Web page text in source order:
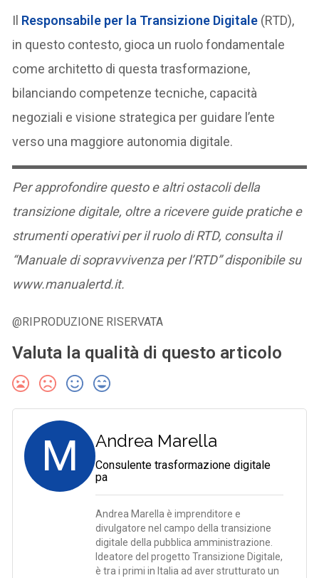
Il Responsabile per la Transizione Digitale (RTD),
in questo contesto, gioca un ruolo fondamentale
come architetto di questa trasformazione,
bilanciando competenze tecniche, capacità
negoziali e visione strategica per guidare l’ente
verso una maggiore autonomia digitale.
Per approfondire questo e altri ostacoli della
transizione digitale, oltre a ricevere guide pratiche e
strumenti operativi per il ruolo di RTD, consulta il
“Manuale di sopravvivenza per l’RTD” disponibile su
www.manualertd.it.
@RIPRODUZIONE RISERVATA
Valuta la qualità di questo articolo
M Andrea Marella
Consulente trasformazione digitale
pa
Andrea Marella è imprenditore e
divulgatore nel campo della transizione
digitale della pubblica amministrazione.
Ideatore del progetto Transizione Digitale,
è tra i primi in Italia ad aver strutturato un